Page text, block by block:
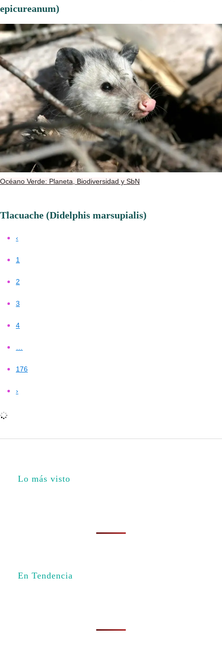
epicureanum)
Océano Verde: Planeta, Biodiversidad y SbN
Tlacuache (Didelphis marsupialis)
‹
1
2
3
4
176
›
Lo más visto
En Tendencia